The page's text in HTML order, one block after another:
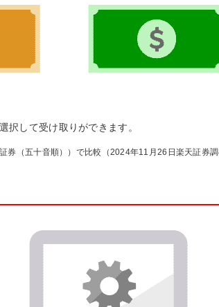
択して受け取りができます。
券（五十音順））で比較（2024年11月26日楽天証券